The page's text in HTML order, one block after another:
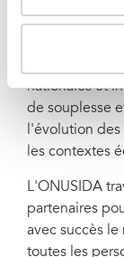
ainsi que
avec le VIH et
nationales et
de souplesse
l'évolution
les contextes
L'ONUSIDA
partenaires
avec succès
toutes les